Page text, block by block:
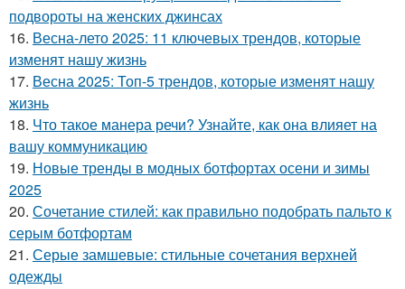
подвороты на женских джинсах
16. Весна-лето 2025: 11 ключевых трендов, которые
изменят нашу жизнь
17. Весна 2025: Топ-5 трендов, которые изменят нашу
жизнь
18. Что такое манера речи? Узнайте, как она влияет на
вашу коммуникацию
19. Новые тренды в модных ботфортах осени и зимы
2025
20. Сочетание стилей: как правильно подобрать пальто к
серым ботфортам
21. Серые замшевые: стильные сочетания верхней
одежды